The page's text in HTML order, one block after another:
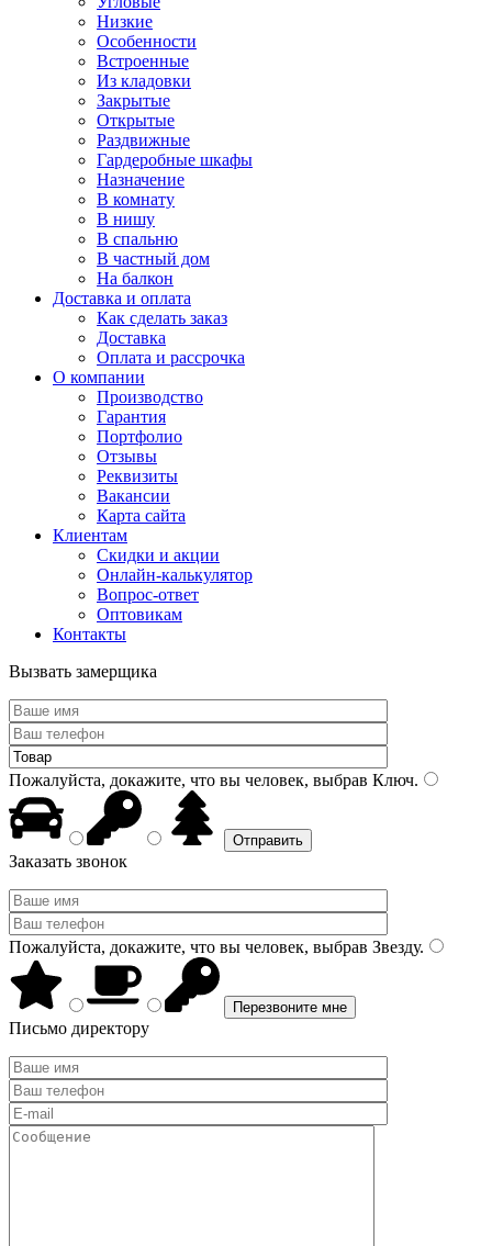
Низкие
Особенности
Встроенные
Из кладовки
Закрытые
Открытые
Раздвижные
Гардеробные шкафы
Назначение
В комнату
В нишу
В спальню
В частный дом
На балкон
Доставка и оплата
Как сделать заказ
Доставка
Оплата и рассрочка
О компании
Производство
Гарантия
Портфолио
Отзывы
Реквизиты
Вакансии
Карта сайта
Клиентам
Скидки и акции
Онлайн-калькулятор
Вопрос-ответ
Оптовикам
Контакты
Вызвать замерщика
Пожалуйста, докажите, что вы человек, выбрав Ключ.
Заказать звонок
Пожалуйста, докажите, что вы человек, выбрав Звезду.
Письмо директору